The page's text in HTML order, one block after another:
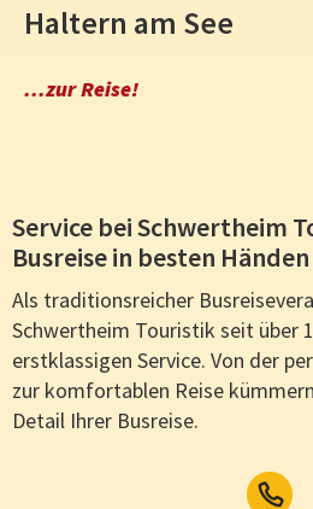
Zauberhaftes
Service bei Schwertheim
Busreise in besten Händen
Als traditionsreicher
Schwertheim Touristik seit über
erstklassigen Service. Von der
zur komfortablen Reise
Detail Ihrer Busreise.